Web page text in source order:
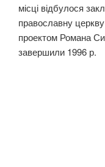
місці відбулося
православну
проектом Романа
завершили 1996 р.